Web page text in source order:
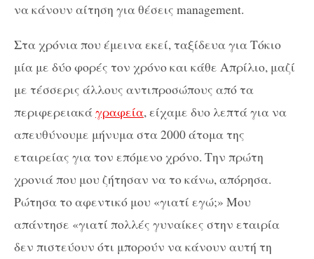
να κάνουν αίτηση για θέσεις management.
Στα χρόνια που έμεινα εκεί, ταξίδευα για Τόκιο
μία με δύο φορές τον χρόνο και κάθε Απρίλιο, μαζί
με τέσσερις άλλους αντιπροσώπους από τα
περιφερειακάγραφεία, είχαμε δυο λεπτά για να
απευθύνουμε μήνυμα στα 2000 άτομα της
εταιρείας για τον επόμενο χρόνο. Την πρώτη
χρονιά που μου ζήτησαν να το κάνω, απόρησα.
Ρώτησα το αφεντικό μου «γιατί εγώ;» Μου
απάντησε «γιατί πολλές γυναίκες στην εταιρία
δεν πιστεύουν ότι μπορούν να κάνουν αυτή τη